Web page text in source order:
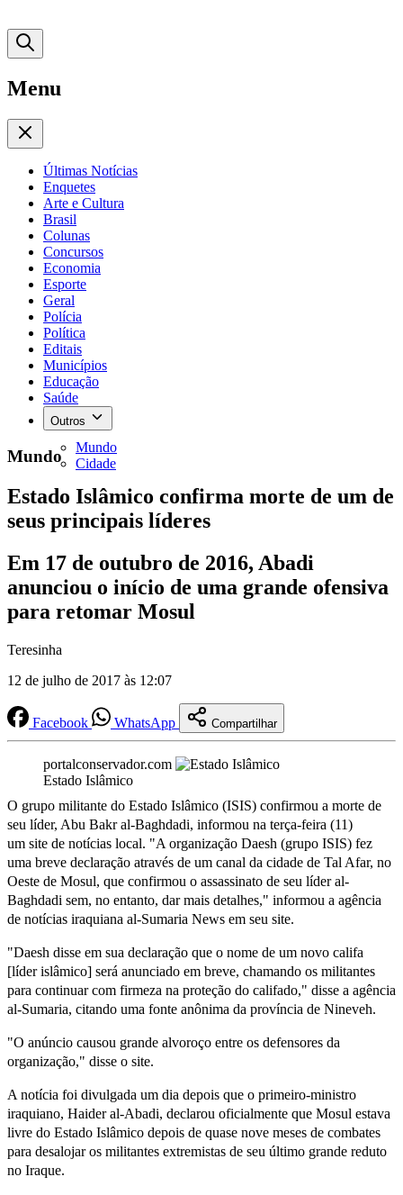
Menu
Últimas Notícias
Enquetes
Arte e Cultura
Brasil
Colunas
Concursos
Economia
Esporte
Geral
Polícia
Política
Editais
Municípios
Educação
Saúde
Outros
Mundo
Cidade
Mundo
Estado Islâmico confirma morte de um de
seus principais líderes
Em 17 de outubro de 2016, Abadi
anunciou o início de uma grande ofensiva
para retomar Mosul
Teresinha
12 de julho de 2017 às 12:07
Facebook WhatsApp Compartilhar
portalconservador.com
Estado Islâmico
O grupo militante do Estado Islâmico (ISIS) confirmou a morte de
seu líder, Abu Bakr al-Baghdadi, informou na terça-feira (11)
um site de notícias local. "A organização Daesh (grupo ISIS) fez
uma breve declaração através de um canal da cidade de Tal Afar, no
Oeste de Mosul, que confirmou o assassinato de seu líder al-
Baghdadi sem, no entanto, dar mais detalhes," informou a agência
de notícias iraquiana al-Sumaria News em seu site.
"Daesh disse em sua declaração que o nome de um novo califa
[líder islâmico] será anunciado em breve, chamando os militantes
para continuar com firmeza na proteção do califado," disse a agência
al-Sumaria, citando uma fonte anônima da província de Nineveh.
"O anúncio causou grande alvoroço entre os defensores da
organização," disse o site.
A notícia foi divulgada um dia depois que o primeiro-ministro
iraquiano, Haider al-Abadi, declarou oficialmente que Mosul estava
livre do Estado Islâmico depois de quase nove meses de combates
para desalojar os militantes extremistas de seu último grande reduto
no Iraque.